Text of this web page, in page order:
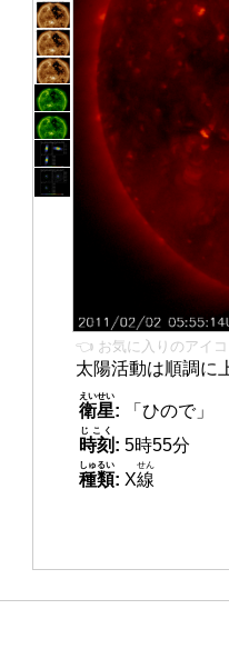
👈 お気に入りのアイコ
太陽活動は順調に
衛星
えいせい
:
「ひので」
時刻
じこく
: 5時55分
種類
しゅるい
: X線
せん